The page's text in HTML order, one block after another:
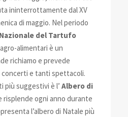
ininterrottamente dal XV
di maggio. Nel periodo
del Tartufo
alimentari è un
richiamo e prevede
e tanti spettacoli.
più suggestivi è l’ Albero di
risplende ogni anno durante
l’albero di Natale più